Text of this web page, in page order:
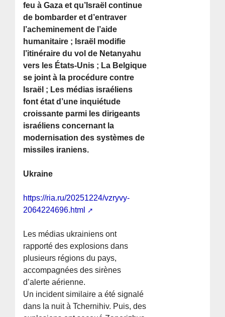
feu à Gaza et qu’Israël continue
de bombarder et d’entraver
l’acheminement de l’aide
humanitaire ; Israël modifie
l’itinéraire du vol de Netanyahu
vers les États-Unis ; La Belgique
se joint à la procédure contre
Israël ; Les médias israéliens
font état d’une inquiétude
croissante parmi les dirigeants
israéliens concernant la
modernisation des systèmes de
missiles iraniens.
Ukraine
https://ria.ru/20251224/vzryvy-
2064224696.html
Les médias ukrainiens ont
rapporté des explosions dans
plusieurs régions du pays,
accompagnées des sirènes
d’alerte aérienne.
Un incident similaire a été signalé
dans la nuit à Tchernihiv. Puis, des